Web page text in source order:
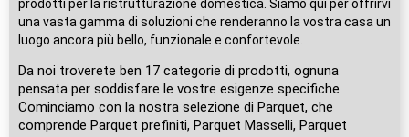
prodotti per la ristrutturazione domestica. Siamo qui per offrirvi
una vasta gamma di soluzioni che renderanno la vostra casa un
luogo ancora più bello, funzionale e confortevole.
Da noi troverete ben 17 categorie di prodotti, ognuna
pensata per soddisfare le vostre esigenze specifiche.
Cominciamo con la nostra selezione di Parquet, che
comprende Parquet prefiniti, Parquet Masselli, Parquet